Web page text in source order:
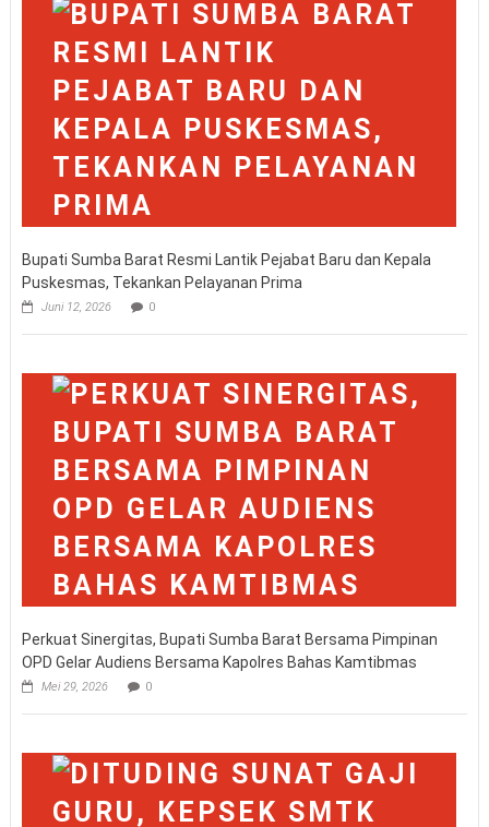
Bupati Sumba Barat Resmi Lantik Pejabat Baru dan Kepala
Puskesmas, Tekankan Pelayanan Prima
Juni 12, 2026 0
Perkuat Sinergitas, Bupati Sumba Barat Bersama Pimpinan
OPD Gelar Audiens Bersama Kapolres Bahas Kamtibmas
Mei 29, 2026 0